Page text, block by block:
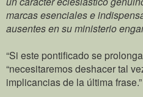
marcas esenciales e
ausentes en su ministerio
“Si este pontificado se
“necesitaremos deshacer tal
implicancias de la última frase.”